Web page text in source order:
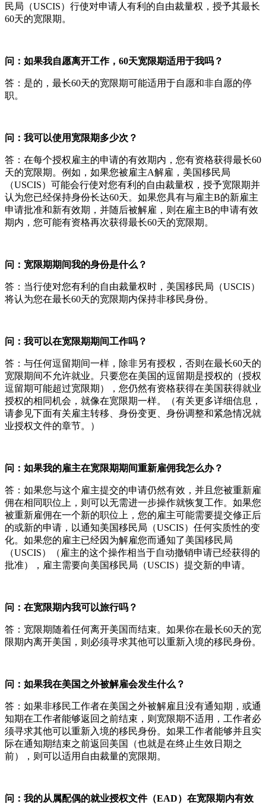
民局（USCIS）行使对申请人有利的自由裁量权，授予其最长
60天的宽限期。
问：如果我自愿离开工作，60天宽限期适用于我吗？
答：是的，最长60天的宽限期可能适用于自愿和非自愿的停
职。
问：我可以使用宽限期多少次？
答：在每个授权雇主的申请的有效期内，您有资格获得最长60
天的宽限期。例如，如果您被雇主A解雇，美国移民局
（USCIS）可能会行使对您有利的自由裁量权，授予宽限期并
认为您已经保持身份长达60天。如果您具有与雇主B的新雇主
申请批准和新有效期，并随后被解雇，则在雇主B的申请有效
期内，您可能有资格再次获得最长60天的宽限期。
问：宽限期期间我的身份是什么？
答：当行使对您有利的自由裁量权时，美国移民局（USCIS）
将认为您在最长60天的宽限期内保持非移民身份。
问：我可以在宽限期期间工作吗？
答：与任何逗留期间一样，除非另有授权，否则在最长60天的
宽限期间不允许就业。只要您在美国的逗留期是授权的（授权
逗留期可能超过宽限期），您仍然有资格获得在美国获得就业
授权的相同机会，就像在宽限期一样。（有关更多详细信息，
请参见下面有关雇主转移、身份变更、身份调整和紧急情况就
业授权文件的章节。）
问：如果我的雇主在宽限期期间重新雇佣我怎么办？
答：如果您与这个雇主提交的申请仍然有效，并且您被重新雇
佣在相同职位上，则可以无需进一步操作就恢复工作。如果您
被重新雇佣在一个新的职位上，您的雇主可能需要提交修正后
的或新的申请，以通知美国移民局（USCIS）任何实质性的变
化。如果您的雇主已经因为解雇您而通知了美国移民局
（USCIS）（雇主的这个操作相当于自动撤销申请已经获得的
批准），雇主需要向美国移民局（USCIS）提交新的申请。
问：在宽限期内我可以旅行吗？
答：宽限期随着任何离开美国而结束。如果你在最长60天的宽
限期内离开美国，则必须寻求其他可以重新入境的移民身份。
问：如果我在美国之外被解雇会发生什么？
答：如果非移民工作者在美国之外被解雇且没有通知期，或通
知期在工作者能够返回之前结束，则宽限期不适用，工作者必
须寻求其他可以重新入境的移民身份。如果工作者能够并且实
际在通知期结束之前返回美国（也就是在终止生效日期之
前），则可以适用自由裁量的宽限期。
问：我的从属配偶的就业授权文件（EAD）在宽限期内有效